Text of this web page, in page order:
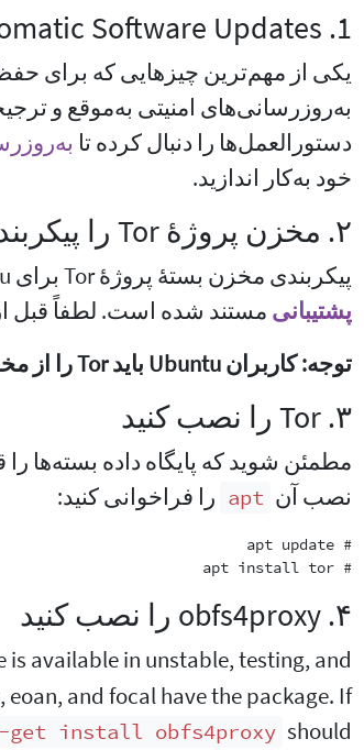
1. Enable Automatic Software Updates
یکی از مهم‌ترین چیزهایی که برای
به‌روزرسانی‌های امنیتی به‌موقع و
دستورالعمل‌ها را دنبال کرده تا
خود به‌کار اندازید.
۲. مخزن پروژهٔ Tor را پیکربندی کنید
پیکربندی مخزن بستهٔ پروژهٔ Tor برای Debian/Ubuntu توصیه شده و در
پشتیبانی مستند شده است. لطفاً قبل از
توجه: کاربران Ubuntu باید Tor را از مخزن پروژهٔ Tor دریافت کنند.
۳. Tor را نصب کنید
مطمئن شوید که پایگاه داده بسته‌ها
نصب آن apt را فراخوانی کنید:
# apt install tor
۴. obfs4proxy را نصب کنید
is available in unstable, testing, and
eoan, and focal have the package. If
get install obfs4proxy should